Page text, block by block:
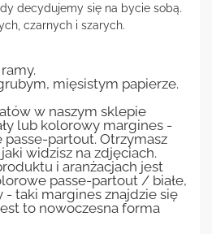
decydujemy się na bycie sobą.
czarnych i szarych.
mięsistym papierze.
w naszym sklepie
lub kolorowy margines -
partout. Otrzymasz
widzisz na zdjęciach.
i aranżacjach jest
passe-partout / białe,
taki margines znajdzie się
to nowoczesna forma